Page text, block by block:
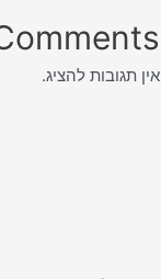
אין תגובות להציג.